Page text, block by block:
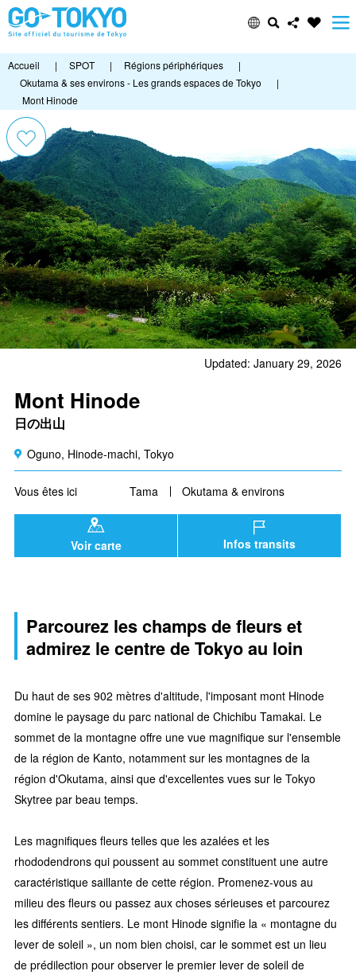
Accueil | SPOT | Régions périphériques
|
Okutama & ses environs - Les grands espaces de Tokyo
|
Mont Hinode
Updated: January 29, 2026
Mont Hinode
日の出山
Oguno, Hinode-machi, Tokyo
Vous êtes ici Tama Okutama & environs
Voir carte Infos transits
Parcourez les champs de fleurs et
admirez le centre de Tokyo au loin
Du haut de ses 902 mètres d'altitude, l'imposant mont Hinode
domine le paysage du parc national de Chichibu Tamakai. Le
sommet de la montagne offre une vue magnifique sur l'ensemble
de la région de Kanto, notamment sur les montagnes de la
région d'Okutama, ainsi que d'excellentes vues sur le Tokyo
Skytree par beau temps.
Les magnifiques fleurs telles que les azalées et les
rhododendrons qui poussent au sommet constituent une autre
caractéristique saillante de cette région. Promenez-vous au
milieu des fleurs ou passez aux choses sérieuses et parcourez
les différents sentiers. Le mont Hinode signifie la « montagne du
lever de soleil », un nom bien choisi, car le sommet est un lieu
de prédilection pour observer le premier lever de soleil de